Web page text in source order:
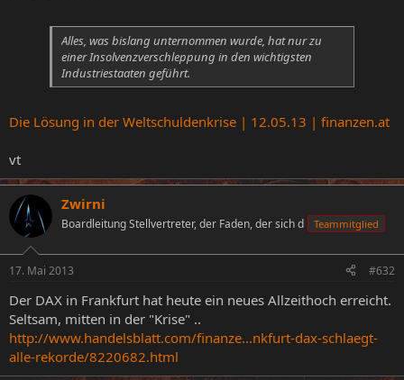
Alles, was bislang unternommen wurde, hat nur zu
einer Insolvenzverschleppung in den wichtigsten
Industriestaaten geführt.
Die Lösung in der Weltschuldenkrise | 12.05.13 | finanzen.at
vt
Zwirni
Boardleitung Stellvertreter, der Faden, der sich d Teammitglied
17. Mai 2013 #632
Der DAX in Frankfurt hat heute ein neues Allzeithoch erreicht.
Seltsam, mitten in der "Krise" ..
http://www.handelsblatt.com/finanze...nkfurt-dax-schlaegt-
alle-rekorde/8220682.html